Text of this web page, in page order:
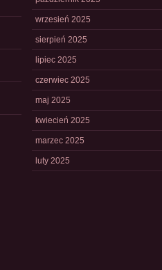
wrzesień 2025
sierpień 2025
lipiec 2025
czerwiec 2025
maj 2025
kwiecień 2025
marzec 2025
luty 2025